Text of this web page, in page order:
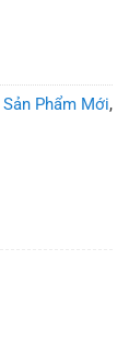
Sản Phẩm Mới,